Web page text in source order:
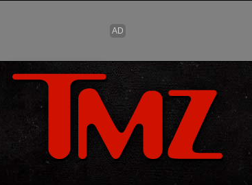
Skip to main content